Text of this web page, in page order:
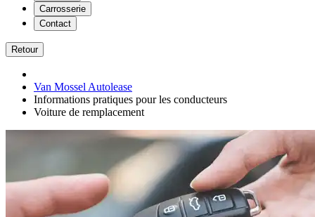
Carrosserie
Contact
Retour
Van Mossel Autolease
Informations pratiques pour les conducteurs
Voiture de remplacement